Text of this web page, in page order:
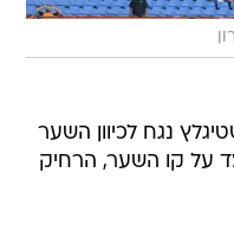
נגח לכיוון השער
על קו השער, הרחיק